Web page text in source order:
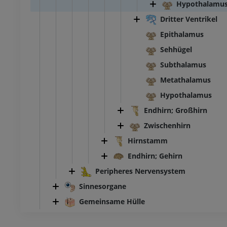
Dritter Ventrikel
Epithalamus
Sehhügel
Subthalamus
Metathalamus
Hypothalamus
Endhirn; Großhirn
Zwischenhirn
Hirnstamm
Endhirn; Gehirn
Peripheres Nervensystem
Sinnesorgane
Gemeinsame Hülle